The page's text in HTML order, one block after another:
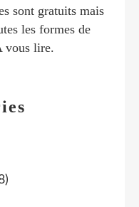
sont gratuits mais
les formes de
vous lire.